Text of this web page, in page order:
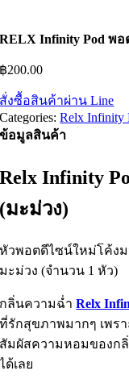
RELX Infinity Pod พ
฿200.00
สั่งซื้อสินค้าผ่าน Line
Categories:Relx Infinity
ข้อมูลสินค้า
Relx Infinity
(มะม่วง)
หัวพอตดีไซน์ใหม่โค้ง
มะม่วง (จำนวน 1 หัว)
กลิ่นความฉ่ำRelx
ที่รักสุขภาพมากๆ เพร
สัมผัสความหอมของก
ได้เลย